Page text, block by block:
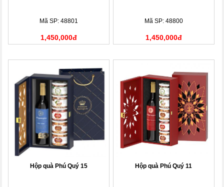
Mã SP: 48801
1,450,000đ
Mã SP: 48800
1,450,000đ
Hộp quà Phú Quý 15 Hộp quà Phú Quý 11